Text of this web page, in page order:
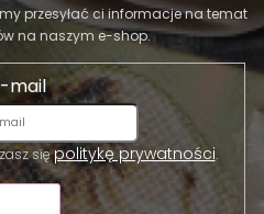
przesyłać ci informacje na temat
na naszym e-shop.
mail
siępolitykę prywatności.